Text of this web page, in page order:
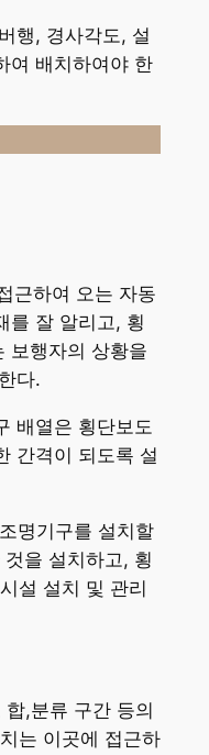
행, 경사각도, 설
여 배치하여야 한
근하여 오는 자동
를 잘 알리고, 횡
보행자의 상황을
다.
배열은 횡단보도
간격이 되도록 설
명기구를 설치할
을 설치하고, 횡
설 설치 및 관리
,분류 구간 등의
는 이곳에 접근하